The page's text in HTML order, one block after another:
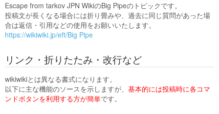
Escape from tarkov JPN WikiのBig Pipeのトピックです。
投稿文が長くなる場合には折り畳みや、過去に同じ質問があった場
合は返信・引用などの使用をお願いいたします。
https://wikiwiki.jp/eft/Big Pipe
リンク・折りたたみ・改行など
wikiwikiとは異なる書式になります。
以下に主な機能のソースを示しますが、 基本的には投稿時に各コマ
ンドボタンを利用する方が簡単です。